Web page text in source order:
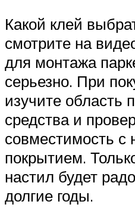
Какой клей
смотрите на
для монтажа
серьезно. При
изучите область
средства и
совместимость с
покрытием.
настил будет
долгие годы.